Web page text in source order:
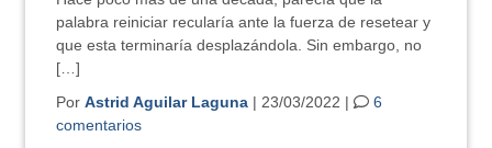
palabra reiniciar recularía ante la fuerza de resetear y
que esta terminaría desplazándola. Sin embargo, no
[…]
PorAstrid Aguilar Laguna | 23/03/2022 |
6
comentarios